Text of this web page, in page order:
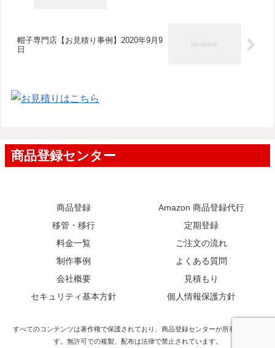
帽子専門店【お見積り事例】2020年9月9
日
商品登録
Amazon 商品登録代行
移管・移行
定期登録
料金一覧
ご注文の流れ
制作事例
よくある質問
会社概要
見積もり
セキュリティ基本方針
個人情報保護方針
すべてのコンテンツは著作権で保護されており、商品登録センターが所有していま
す。無許可での複製、配布は法律で禁止されています。